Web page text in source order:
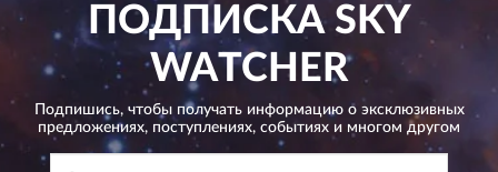
ПОДПИСКАSKY
WATCHER
Подпишись, чтобы получать информацию о эксклюзивных
предложениях, поступлениях, событиях и многом другом